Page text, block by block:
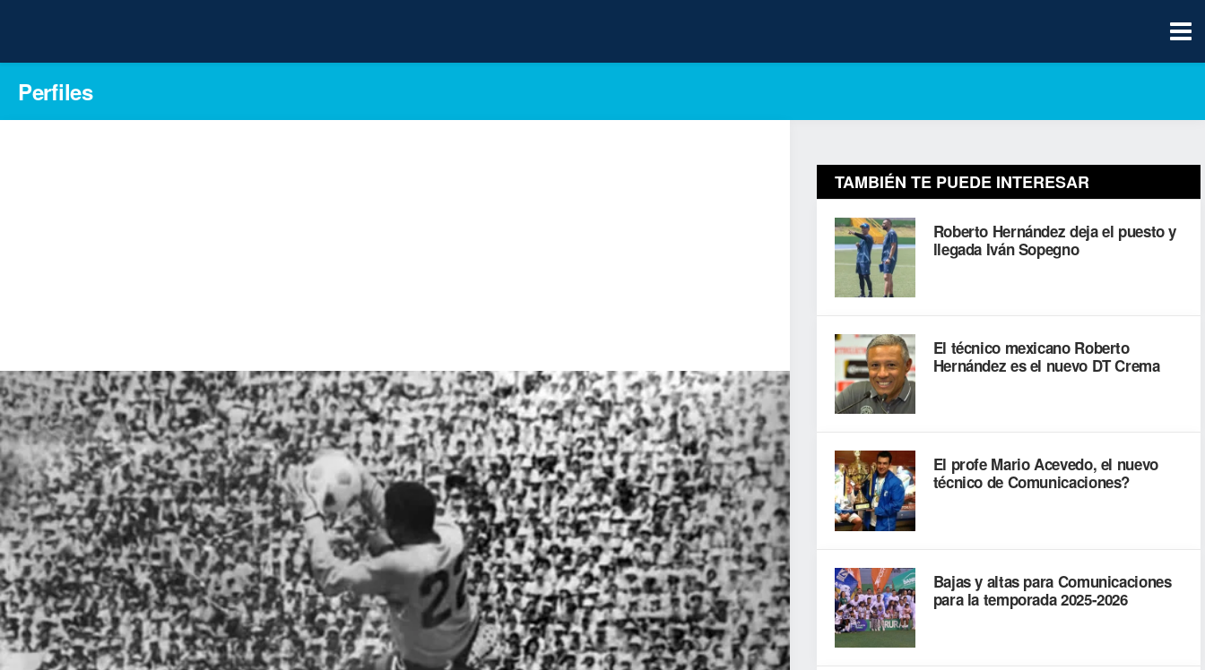
Perfiles
TAMBIÉN TE PUEDE INTERESAR
Roberto Hernández deja el puesto y
llegada Iván Sopegno
El técnico mexicano Roberto
Hernández es el nuevo DT Crema
El profe Mario Acevedo, el nuevo
técnico de Comunicaciones?
Bajas y altas para Comunicaciones
para la temporada 2025-2026